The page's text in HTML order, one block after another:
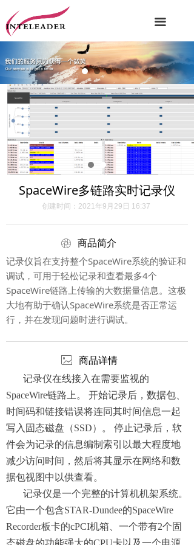
끀
SpaceWire多链路实时记录仪
商品简介
创建时间： 2021年9月29日 16:37
记录仪旨在支持整个SpaceWire系统的验证和
调试，可用于轻松记录和查看最多4个
SpaceWire链路上传输的大数据量信息。这极
大地有助于确认SpaceWire系统是否正常运
行，并在发现问题时进行调试。
商品详情
记录仪在线接入在需要监视的
SpaceWire链路上。 开始记录后，数据包、
时间码和链接错误将连同其时间信息一起
写入固态磁盘（SSD）。 停止记录后，软
件会为记录的信息编制索引以最大程度地
减少访问时间，然后将其显示在网络和数
据包视图中以供查看。
记录仪是一个完整的计算机机架系统。
它由一个包含STAR-Dundee的SpaceWire
Recorder板卡的cPCI机箱、一个带有2个固
态磁盘的功能强大的CPU卡以及一个电源
ꁵ
ꂈ